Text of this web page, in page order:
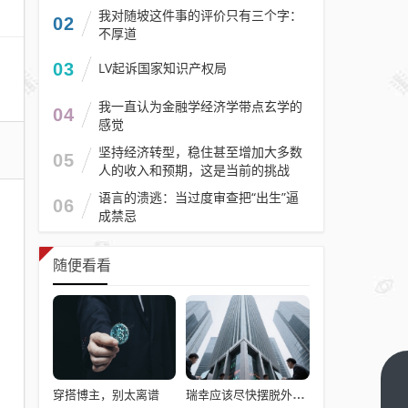
02
我对随坡这件事的评价只有三个字：
不厚道
03 LV起诉国家知识产权局
04
我一直认为金融学经济学带点玄学的
感觉
05
坚持经济转型，稳住甚至增加大多数
人的收入和预期，这是当前的挑战
06
语言的溃逃：当过度审查把“出生”逼
成禁忌
随便看看
穿搭博主，别太离谱 瑞幸应该尽快摆脱外卖依赖症